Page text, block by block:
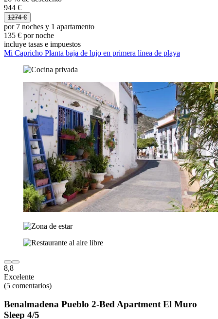
944 €
1274 €
por 7 noches y 1 apartamento
135 € por noche
incluye tasas e impuestos
Mi Capricho Planta baja de lujo en primera línea de playa
8,8
Excelente
(5 comentarios)
Benalmadena Pueblo 2-Bed Apartment El Muro
Sleep 4/5